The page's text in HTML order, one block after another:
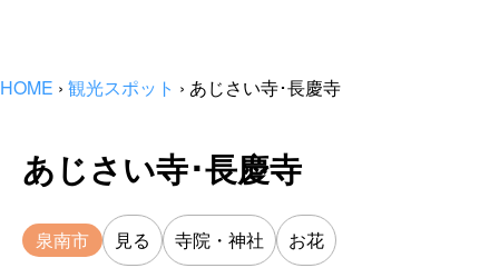
HOME › 観光スポット › あじさい寺･長慶寺
あじさい寺･長慶寺
泉南市 見る 寺院・神社 お花